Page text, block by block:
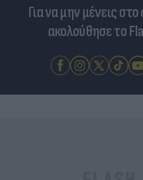
Για να μην μένεις στο
ακολούθησε το